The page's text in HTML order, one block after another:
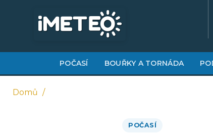
hlavnímu
POČASÍ BOUŘKY A TORNÁDA
Domů
POČASÍ